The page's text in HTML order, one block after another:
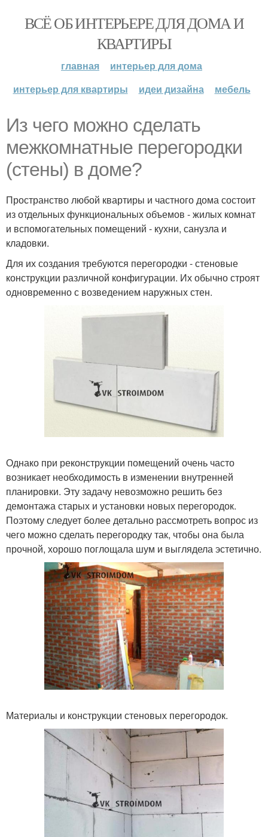
ВСЁ ОБ ИНТЕРЬЕРЕ ДЛЯ ДОМА И
КВАРТИРЫ
главная
интерьер для дома
интерьер для квартиры
идеи дизайна мебель
Из чего можно сделать
межкомнатные перегородки
(стены) в доме?
Пространство любой квартиры и частного дома состоит
из отдельных функциональных объемов - жилых комнат
и вспомогательных помещений - кухни, санузла и
кладовки.
Для их создания требуются перегородки - стеновые
конструкции различной конфигурации. Их обычно строят
одновременно с возведением наружных стен.
Однако при реконструкции помещений очень часто
возникает необходимость в изменении внутренней
планировки. Эту задачу невозможно решить без
демонтажа старых и установки новых перегородок.
Поэтому следует более детально рассмотреть вопрос из
чего можно сделать перегородку так, чтобы она была
прочной, хорошо поглощала шум и выглядела эстетично.
Материалы и конструкции стеновых перегородок.